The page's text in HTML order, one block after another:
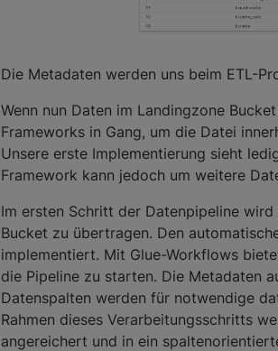
Die Metadaten werden uns beim ETL-
Wenn nun Daten im Landingzone
Frameworks in Gang, um die Datei
Unsere erste Implementierung sieht
Framework kann jedoch um weitere
Im ersten Schritt der Datenpipeline
Bucket zu übertragen. Den
implementiert. Mit Glue-Workflows
die Pipeline zu starten. Die Metadaten
Datenspalten werden für notwendige
Rahmen dieses Verarbeitungsschritts
angereichert und in ein